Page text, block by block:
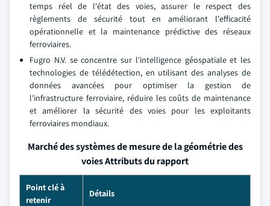
temps réel de l'état des voies, assurer le respect des
règlements de sécurité tout en améliorant l'efficacité
opérationnelle et la maintenance prédictive des réseaux
ferroviaires.
Fugro N.V. se concentre sur l'intelligence géospatiale et les
technologies de télédétection, en utilisant des analyses de
données avancées pour optimiser la gestion de
l'infrastructure ferroviaire, réduire les coûts de maintenance
et améliorer la sécurité des voies pour les exploitants
ferroviaires mondiaux.
Marché des systèmes de mesure de la géométrie des
voies Attributs du rapport
Point clé à
retenir
Détails